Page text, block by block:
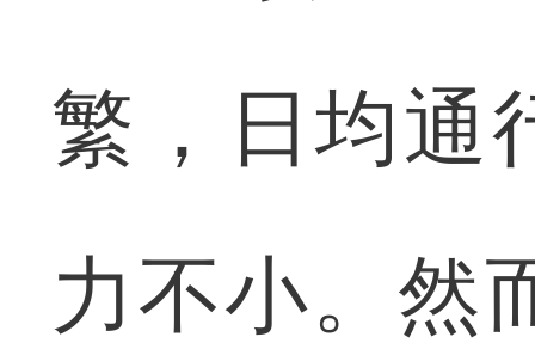
繁，日均通
力不小。然